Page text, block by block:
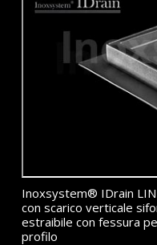
Inoxsystem® IDrain
con scarico verticale
estraibile con fessura
profilo